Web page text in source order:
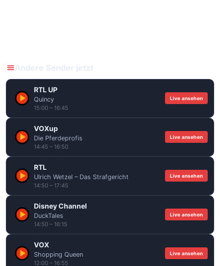
RTL UP
Quincy
15:00 – 16:45
Live ansehen
VOXup
Die Pferdeprofis
14:45 – 16:50
Live ansehen
RTL
Ulrich Wetzel – Das Strafgericht
14:50 – 17:45
Live ansehen
Disney Channel
DuckTales
14:50 – 16:15
Live ansehen
VOX
Shopping Queen
12:00 – 16:55
Live ansehen